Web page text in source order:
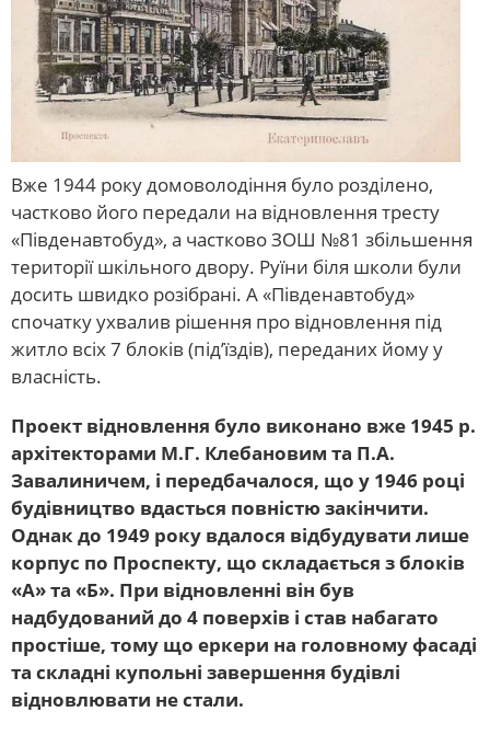
Вже 1944 року домоволодіння було розділено,
частково його передали на відновлення тресту
«Південавтобуд», а частково ЗОШ №81 збільшення
території шкільного двору. Руїни біля школи були
досить швидко розібрані. А «Південавтобуд»
спочатку ухвалив рішення про відновлення під
житло всіх 7 блоків (під’їздів), переданих йому у
власність.
Проект відновлення було виконано вже 1945 р.
архітекторами М.Г. Клебановим та П.А.
Завалиничем, і передбачалося, що у 1946 році
будівництво вдасться повністю закінчити.
Однак до 1949 року вдалося відбудувати лише
корпус по Проспекту, що складається з блоків
«А» та «Б». При відновленні він був
надбудований до 4 поверхів і став набагато
простіше, тому що еркери на головному фасаді
та складні купольні завершення будівлі
відновлювати не стали.